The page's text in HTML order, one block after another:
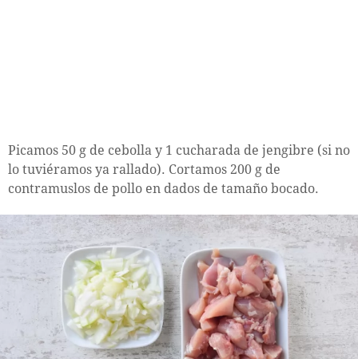
Picamos 50 g de cebolla y 1 cucharada de jengibre (si no
lo tuviéramos ya rallado). Cortamos 200 g de
contramuslos de pollo en dados de tamaño bocado.